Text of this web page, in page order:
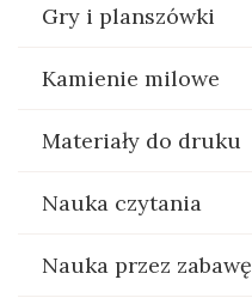
Gry i planszówki
Kamienie milowe
Materiały do druku
Nauka czytania
Nauka przez zabawę